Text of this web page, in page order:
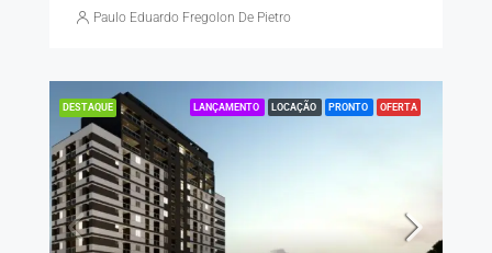
Paulo Eduardo Fregolon De Pietro
DESTAQUE LANÇAMENTO LOCAÇÃO PRONTO OFERTA